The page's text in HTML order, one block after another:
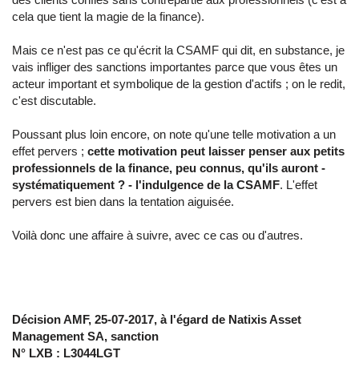
cela que tient la magie de la finance).
Mais ce n'est pas ce qu'écrit la CSAMF qui dit, en substance, je
vais infliger des sanctions importantes parce que vous êtes un
acteur important et symbolique de la gestion d'actifs ; on le redit,
c'est discutable.
Poussant plus loin encore, on note qu'une telle motivation a un
effet pervers ; cette motivation peut laisser penser aux petits
professionnels de la finance, peu connus, qu'ils auront -
systématiquement ? - l'indulgence de la CSAMF. L'effet
pervers est bien dans la tentation aiguisée.
Voilà donc une affaire à suivre, avec ce cas ou d'autres.
Décision AMF, 25-07-2017, à l'égard de Natixis Asset
Management SA, sanction
N° LXB : L3044LGT